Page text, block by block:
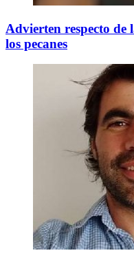
Advierten respecto de
los pecanes